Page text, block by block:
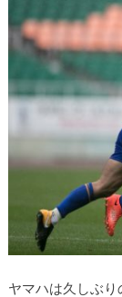
ヤマハは久しぶ